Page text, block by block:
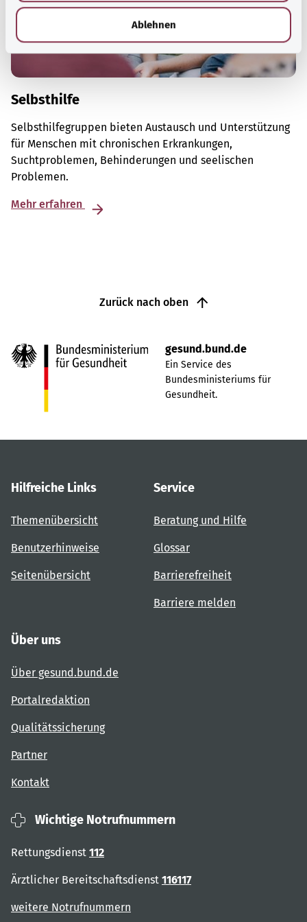
Ablehnen
Selbsthilfe
Selbsthilfegruppen bieten Austausch und Unterstützung
für Menschen mit chronischen Erkrankungen,
Suchtproblemen, Behinderungen und seelischen
Problemen.
Mehr erfahren
Zurück nach oben
gesund.bund.de
Ein Service des
Bundesministeriums für
Gesundheit.
Hilfreiche Links
Themenübersicht
Benutzerhinweise
Seitenübersicht
Service
Beratung und Hilfe
Glossar
Barrierefreiheit
Barriere melden
Über uns
Über gesund.bund.de
Portalredaktion
Qualitätssicherung
Partner
Kontakt
Wichtige Notrufnummern
Rettungsdienst 112
Ärztlicher Bereitschaftsdienst 116117
weitere Notrufnummern